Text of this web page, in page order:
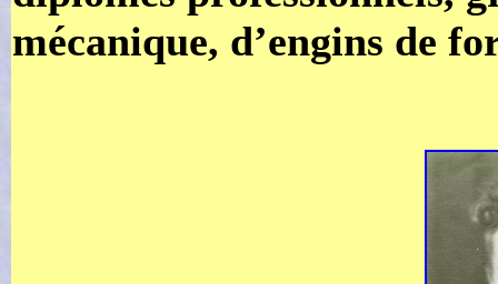
mécanique, d’engins de